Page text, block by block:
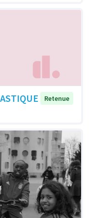
Retenue